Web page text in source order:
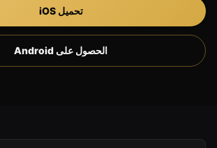
تحميل iOS
الحصول على Android